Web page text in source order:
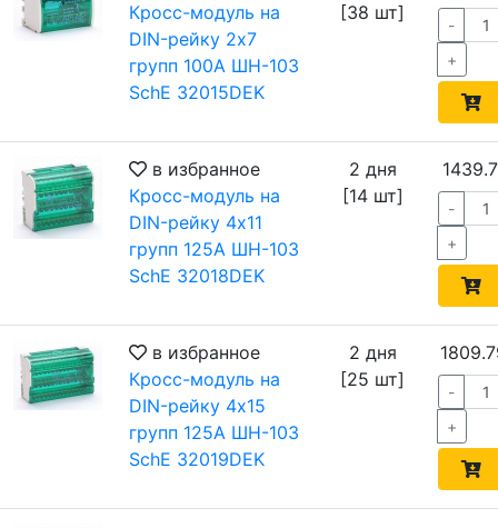
Кросс-модуль на
DIN-рейку 2х7
групп 100А ШН-103
SchE 32015DEK
[38 шт]
-
+
в избранное
Кросс-модуль на
DIN-рейку 4х11
групп 125А ШН-103
SchE 32018DEK
2 дня
[14 шт]
-
+
в избранное
Кросс-модуль на
DIN-рейку 4х15
групп 125А ШН-103
SchE 32019DEK
2 дня
[25 шт]
-
+